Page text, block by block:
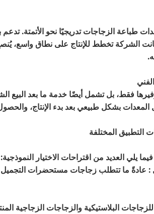
طباعة الزجاجات تدريجيًا نحو الأتمتة.
الشركة تخطط للإنتاج على نطاق واسع،
فقط، بل تشمل أيضًا خدمة ما بعد البيع
المعدات بشكل طبيعي بعد بدء الإنتاج،
يلي العديد من اقتراحات الاختيار النموذجية:
: عادةً ما تتطلب زجاجات مستحضرات التجميل
البلاستيكية والزجاجات الزجاجية